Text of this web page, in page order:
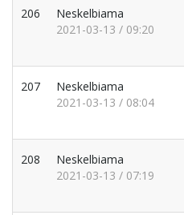
206
Neskelbiama
2021-03-13 / 09:20
207
Neskelbiama
2021-03-13 / 08:04
208
Neskelbiama
2021-03-13 / 07:19